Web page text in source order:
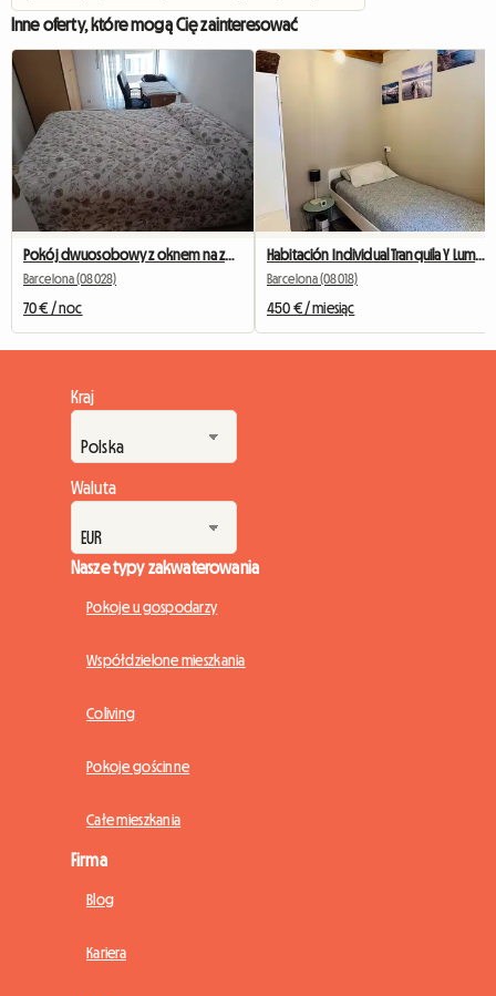
Inne oferty, które mogą Cię zainteresować
Pokój dwuosobowy z oknem na zewnątrz naprzeciwko Camp Nou
Barcelona (08028)
70 € / noc
Habitación Individual Tranquila Y Luminosa
Barcelona (08018)
450 € / miesiąc
Kraj
Waluta
Nasze typy zakwaterowania
Pokoje u gospodarzy
Współdzielone mieszkania
Coliving
Pokoje gościnne
Całe mieszkania
Firma
Blog
Kariera